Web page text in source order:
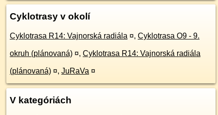
Cyklotrasy v okolí
Cyklotrasa R14: Vajnorská radiála ¤, Cyklotrasa O9 - 9.
okruh (plánovaná) ¤, Cyklotrasa R14: Vajnorská radiála
(plánovaná) ¤, JuRaVa ¤
V kategóriách